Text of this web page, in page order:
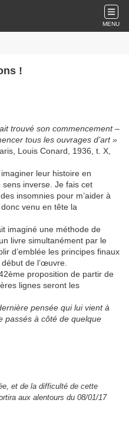
MENU
!
trouvé son commencement –
tous les ouvrages d’art »
Louis Conard, 1936, t. X,
leur histoire en
inverse. Je fais cet
insomnies pour m’aider à
donc venu en tête la
imaginé une méthode de
livre simultanément par le
d’emblée les principes finaux
de l’œuvre.
proposition de partir de
lignes seront les
pensée qui lui vient à
passés à côté de quelque
et de la difficulté de cette
aux alentours du 08/01/17